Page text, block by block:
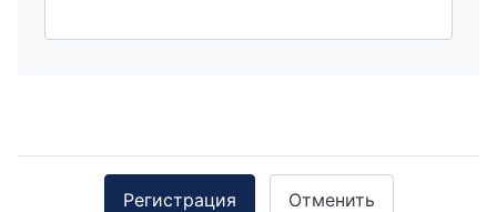
Регистрация Отменить